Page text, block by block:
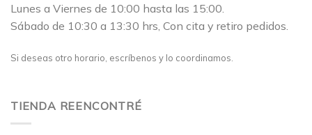
Lunes a Viernes de 10:00 hasta las 15:00.
Sábado de 10:30 a 13:30 hrs, Con cita y retiro pedidos.
Si deseas otro horario, escríbenos y lo coordinamos.
TIENDA REENCONTRÉ